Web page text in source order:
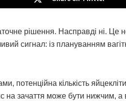
рішення. Насправді ні. Це
сигнал: із плануванням
потенційна кількість
зачаття може бути нижчим, а